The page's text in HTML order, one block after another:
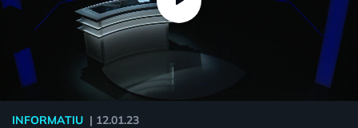
INFORMATIU | 12.01.23